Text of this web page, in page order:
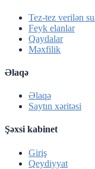
Tez-tez verilən
Feyk elanlar
Qaydalar
Məxfilik
Əlaqə
Əlaqə
Saytın xəritəsi
Şəxsi kabinet
Giriş
Qeydiyyat